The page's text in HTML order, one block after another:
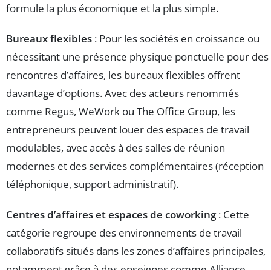
formule la plus économique et la plus simple.
Bureaux flexibles : Pour les sociétés en croissance ou
nécessitant une présence physique ponctuelle pour des
rencontres d’affaires, les bureaux flexibles offrent
davantage d’options. Avec des acteurs renommés
comme Regus, WeWork ou The Office Group, les
entrepreneurs peuvent louer des espaces de travail
modulables, avec accès à des salles de réunion
modernes et des services complémentaires (réception
téléphonique, support administratif).
Centres d’affaires et espaces de coworking: Cette
catégorie regroupe des environnements de travail
collaboratifs situés dans les zones d’affaires principales,